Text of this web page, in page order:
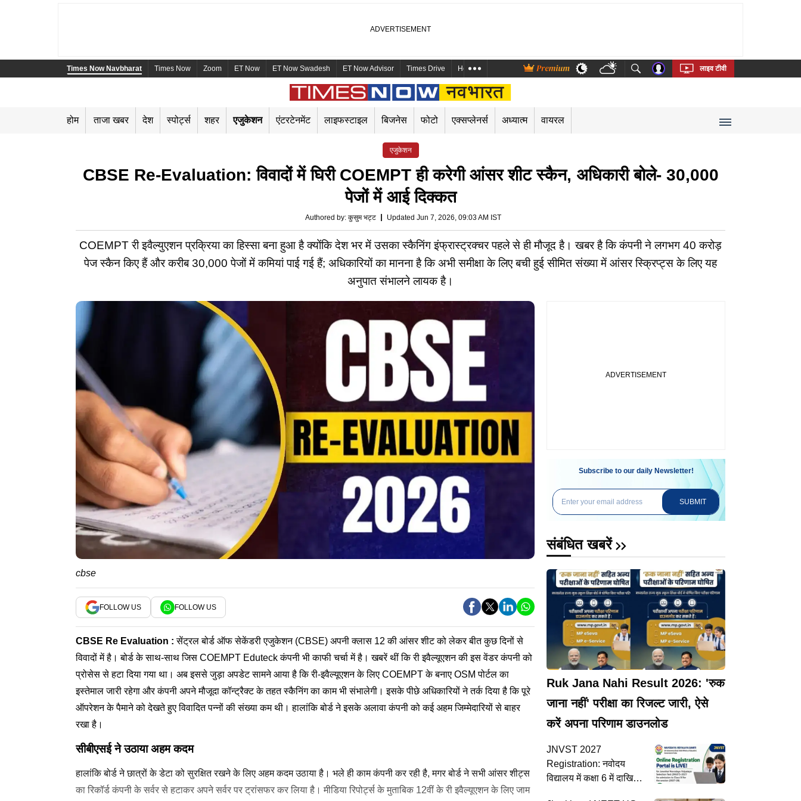
Times Now Navbharat Times Now Zoom ET Now ET Now Swadesh ET Now Advisor Times Drive Health and Me Marathi Bengali Telugu Tamil Kannada Malayalam
लाइव टीवी
होम ताजा खबर देश स्पोर्ट्स शहर एजुकेशन एंटरटेनमेंट लाइफस्टाइल बिजनेस फोटो एक्सप्लेनर्स अध्यात्म वायरल
एजुकेशन
CBSE Re-Evaluation: विवादों में घिरी COEMPT ही करेगी आंसर शीट स्कैन, अधिकारी बोले- 30,000
पेजों में आई दिक्कत
Authored by: कुसुम भट्ट Updated Jun 7, 2026, 09:03 AM IST
COEMPT री इवैल्युएशन प्रक्रिया का हिस्सा बना हुआ है क्योंकि देश भर में उसका स्कैनिंग इंफ्रास्ट्रक्चर पहले से ही मौजूद है। खबर है कि कंपनी ने लगभग 40 करोड़
पेज स्कैन किए हैं और करीब 30,000 पेजों में कमियां पाई गई हैं; अधिकारियों का मानना है कि अभी समीक्षा के लिए बची हुई सीमित संख्या में आंसर स्क्रिप्ट्स के लिए यह
अनुपात संभालने लायक है।
cbse
FOLLOW US FOLLOW US
CBSE Re Evaluation :सेंट्रल बोर्ड ऑफ सेकेंडरी एजुकेशन (CBSE) अपनी क्लास 12 की आंसर शीट को लेकर बीत कुछ दिनों से
विवादों में है। बोर्ड के साथ-साथ जिस COEMPT Eduteck कंपनी भी काफी चर्चा में है। खबरें थीं कि री इवैल्यूएशन की इस वेंडर कंपनी को
प्रोसेस से हटा दिया गया था। अब इससे जुड़ा अपडेट सामने आया है कि री-इवैल्यूएशन के लिए COEMPT के बनाए OSM पोर्टल का
इस्तेमाल जारी रहेगा और कंपनी अपने मौजूदा कॉन्ट्रैक्ट के तहत स्कैनिंग का काम भी संभालेगी। इसके पीछे अधिकारियों ने तर्क दिया है कि पूरे
ऑपरेशन के पैमाने को देखते हुए विवादित पन्नों की संख्या कम थी। हालांकि बोर्ड ने इसके अलावा कंपनी को कई अहम जिम्मेदारियों से बाहर
रखा है।
सीबीएसई ने उठाया अहम कदम
हालांकि बोर्ड ने छात्रों के डेटा को सुरक्षित रखने के लिए अहम कदम उठाया है। भले ही काम कंपनी कर रही है, मगर बोर्ड ने सभी आंसर शीट्स
का रिकॉर्ड कंपनी के सर्वर से हटाकर अपने सर्वर पर ट्रांसफर कर लिया है। मीडिया रिपोर्ट्स के मुताबिक 12वीं के री इवैल्यूएशन के लिए जाम
Subscribe to our daily Newsletter!
SUBMIT
संबंधित खबरें
Ruk Jana Nahi Result 2026: 'रुक
जाना नहीं' परीक्षा का रिजल्ट जारी, ऐसे
करें अपना परिणाम डाउनलोड
JNVST 2027
Registration: नवोदय
विद्यालय में कक्षा 6 में दाखिले